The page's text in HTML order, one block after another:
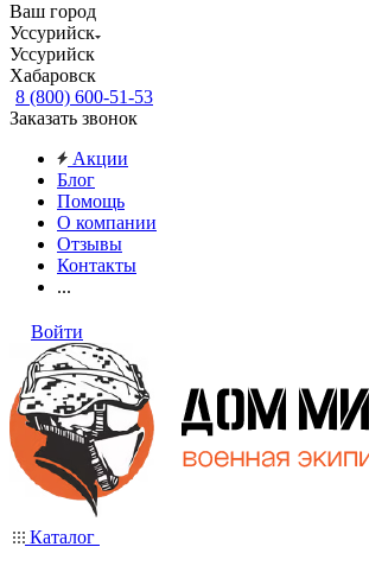
Ваш город
Уссурийск
Уссурийск
Хабаровск
8 (800) 600-51-53
Заказать звонок
Акции
Блог
Помощь
О компании
Отзывы
Контакты
...
Войти
Каталог